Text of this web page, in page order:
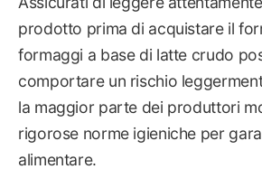
prodotto prima di acquistare il
formaggi a base di latte crudo
comportare un rischio
la maggior parte dei produttori
rigorose norme igieniche per
alimentare.